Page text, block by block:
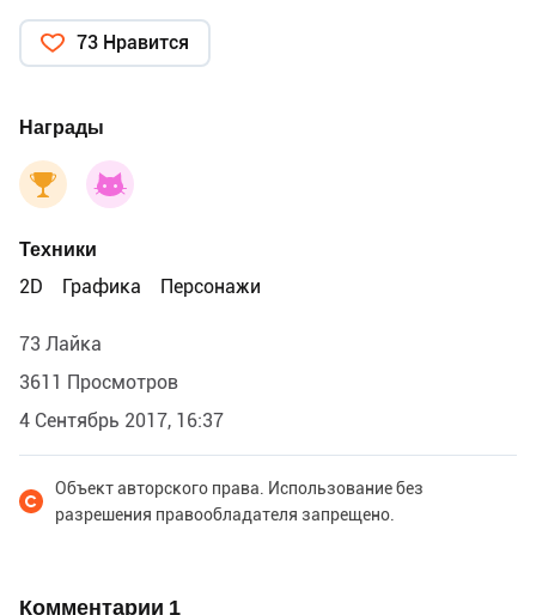
73 Нравится
Награды
Техники
2D
Графика Персонажи
73 Лайка
3611 Просмотров
4 Сентябрь 2017, 16:37
Объект авторского права. Использование без
разрешения правообладателя запрещено.
Комментарии 1